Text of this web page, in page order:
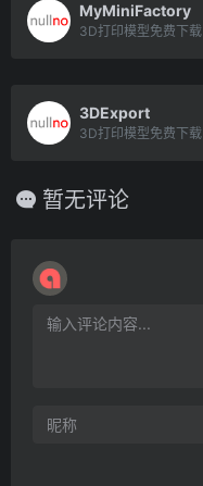
MyMiniFactory
3D打印模型免费下载
3DExport
3D打印模型免费下载
暂无评论